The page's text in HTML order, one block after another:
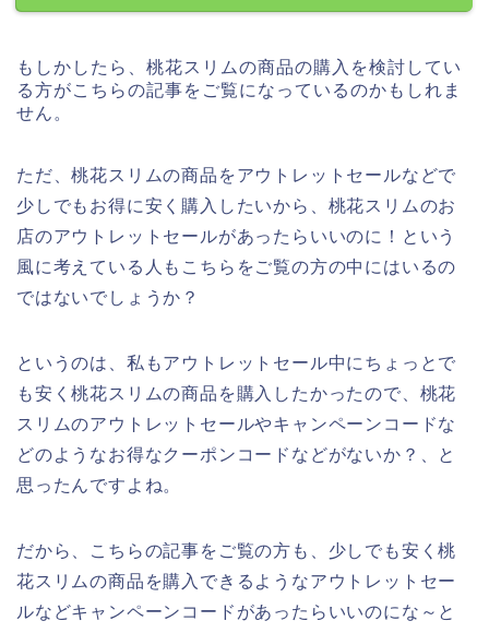
もしかしたら、桃花スリムの商品の購入を検討してい
る方がこちらの記事をご覧になっているのかもしれま
せん。
ただ、桃花スリムの商品をアウトレットセールなどで
少しでもお得に安く購入したいから、桃花スリムのお
店のアウトレットセールがあったらいいのに！という
風に考えている人もこちらをご覧の方の中にはいるの
ではないでしょうか？
というのは、私もアウトレットセール中にちょっとで
も安く桃花スリムの商品を購入したかったので、桃花
スリムのアウトレットセールやキャンペーンコードな
どのようなお得なクーポンコードなどがないか？、と
思ったんですよね。
だから、こちらの記事をご覧の方も、少しでも安く桃
花スリムの商品を購入できるようなアウトレットセー
ルなどキャンペーンコードがあったらいいのにな～と